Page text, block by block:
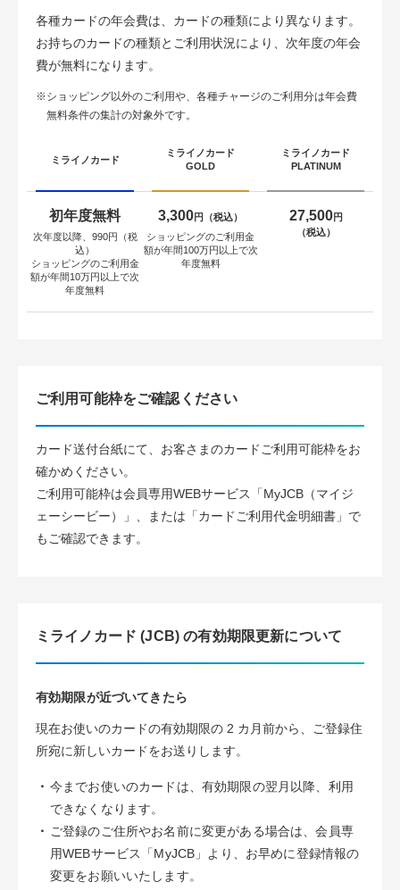
各種カードの年会費は、カードの種類により異なります。
お持ちのカードの種類とご利用状況により、次年度の年会
費が無料になります。
※ショッピング以外のご利用や、各種チャージのご利用分は年会費
無料条件の集計の対象外です。
ミライノカード
ミライノカード
GOLD
ミライノカード
PLATINUM
初年度無料
次年度以降、990円（税
込）
ショッピングのご利用金
額が年間10万円以上で次
年度無料
3,300円（税込）
ショッピングのご利用金
額が年間100万円以上で次
年度無料
27,500円
（税込）
ご利用可能枠をご確認ください
カード送付台紙にて、お客さまのカードご利用可能枠をお
確かめください。
ご利用可能枠は会員専用WEBサービス「MyJCB（マイジ
ェーシービー）」、または「カードご利用代金明細書」で
もご確認できます。
ミライノカード (JCB) の有効期限更新について
有効期限が近づいてきたら
現在お使いのカードの有効期限の 2 カ月前から、ご登録住
所宛に新しいカードをお送りします。
・ 今までお使いのカードは、有効期限の翌月以降、利用
できなくなります。
・ ご登録のご住所やお名前に変更がある場合は、会員専
用WEBサービス「MyJCB」より、お早めに登録情報の
変更をお願いいたします。